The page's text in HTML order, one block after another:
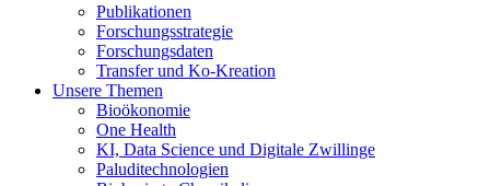
Publikationen
Forschungsstrategie
Forschungsdaten
Transfer und Ko-Kreation
Unsere Themen
Bioökonomie
One Health
KI, Data Science und Digitale Zwillinge
Paluditechnologien